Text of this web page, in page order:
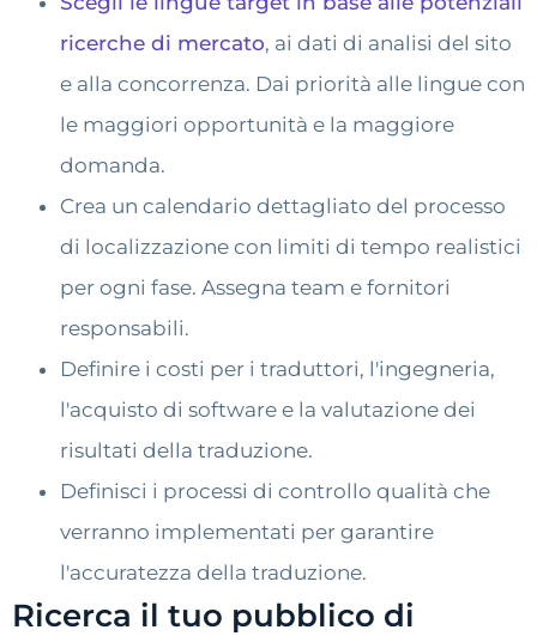
ricerche di mercato, ai dati di analisi del sito
e alla concorrenza. Dai priorità alle lingue con
le maggiori opportunità e la maggiore
domanda.
Crea un calendario dettagliato del processo
di localizzazione con limiti di tempo realistici
per ogni fase. Assegna team e fornitori
responsabili.
Definire i costi per i traduttori, l'ingegneria,
l'acquisto di software e la valutazione dei
risultati della traduzione.
Definisci i processi di controllo qualità che
verranno implementati per garantire
l'accuratezza della traduzione.
Ricerca il tuo pubblico di